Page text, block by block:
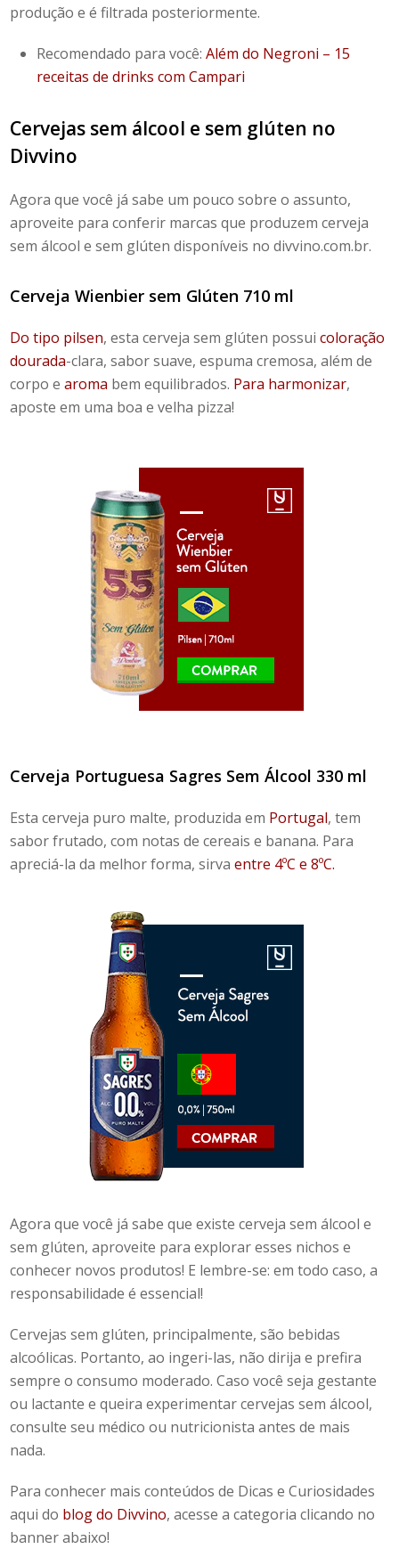
produção e é filtrada posteriormente.
Recomendado para você: Além do Negroni – 15
receitas de drinks com Campari
Cervejas sem álcool e sem glúten no
Divvino
Agora que você já sabe um pouco sobre o assunto,
aproveite para conferir marcas que produzemcerveja
sem álcoole sem glúten disponíveis nodivvino.com.br.
Cerveja Wienbier sem Glúten 710 ml
Do tipo pilsen, esta cerveja sem glúten possuicoloração
dourada-clara, sabor suave, espuma cremosa, além de
corpo earoma bem equilibrados. Para harmonizar,
aposte em uma boa e velha pizza!
Cerveja Portuguesa Sagres Sem Álcool 330 ml
Esta cerveja puro malte, produzida em Portugal, tem
sabor frutado, com notas de cereais e banana. Para
apreciá-la da melhor forma, sirvaentre 4ºC e 8ºC.
Agora que você já sabe queexiste cerveja sem álcoole
sem glúten, aproveite para explorar esses nichos e
conhecer novos produtos! E lembre-se: em todo caso, a
responsabilidade é essencial!
Cervejas sem glúten, principalmente, são bebidas
alcoólicas. Portanto, ao ingeri-las, não dirija e prefira
sempre o consumo moderado. Caso você seja gestante
ou lactante e queira experimentar cervejas sem álcool,
consulte seu médico ou nutricionista antes de mais
nada.
Para conhecer mais conteúdos de Dicas e Curiosidades
aqui do blog do Divvino, acesse a categoria clicando no
banner abaixo!